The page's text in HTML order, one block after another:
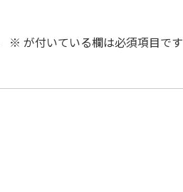
※ が付いている欄は必須項目です